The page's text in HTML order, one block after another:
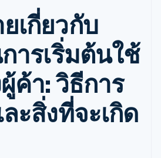
รายรับตาม
แบบแผนล่วง
หน้า
Metronome
การเรียกเก็บ
เงินตามการ
ใช้งาน
การชำระเงิน
ตามรอบบิล
การจัดการ
การชำระเงิน
ตามรอบบิล
Invoicing
Global
เบิกจ่าย
ให้กับ
บุคคลที่
สาม
การชำ
เงินสำ
จสตาร์ทอัพ
รณีใช้งาน
าแบบใช้เอเจนต์
เมิร์ซ
รทางการเงินที่ผสาน
นตัว
ำงานอัตโนมัติด้าน
อ้างอิงเกี่ยวกับ API
ารีและ SDK
Apps
ารชำระเงินออนไลน์
ใช้งานการชำระเงิน
จรูป
ราวจากลูกค้า
นับสนุน
รสนับสนุน
กจการสนับสนุนที่ได้
รจัดการ
เฉพาะทาง
เกี่ยวกับ
ารเริ่มต้นใช้
ค้า: วิธีการ
ะสิ่งที่จะเกิด